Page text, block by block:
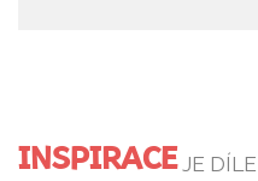
INSPIRACEJE